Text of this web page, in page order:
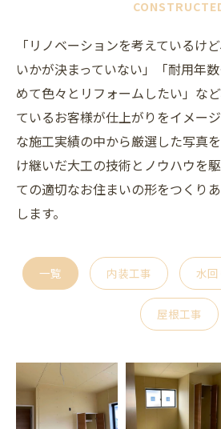
「リノベーションを考えているけ
いかが決まっていない」「耐用年
めて色々とリフォームしたい」な
ているお客様が仕上がりをイメー
な施工実績の中から厳選した写真
け継いだ大工の技術とノウハウを
ての適切なお住まいの形をつくり
します。
一覧 内装工事 水回
屋根工事